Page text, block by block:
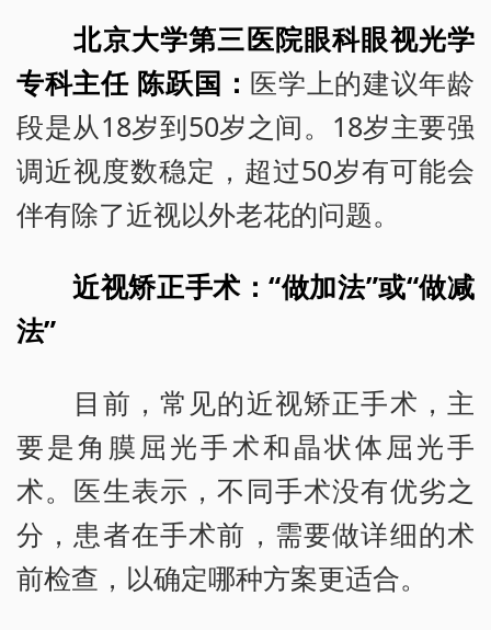
北京大学第三医院眼科眼视光学
专科主任 陈跃国： 医学上的建议年龄
段是从18岁到50岁之间。18岁主要强
调近视度数稳定，超过50岁有可能会
伴有除了近视以外老花的问题。
近视矫正手术：“做加法”或“做减
法”
目前，常见的近视矫正手术，主
要是角膜屈光手术和晶状体屈光手
术。医生表示，不同手术没有优劣之
分，患者在手术前，需要做详细的术
前检查，以确定哪种方案更适合。